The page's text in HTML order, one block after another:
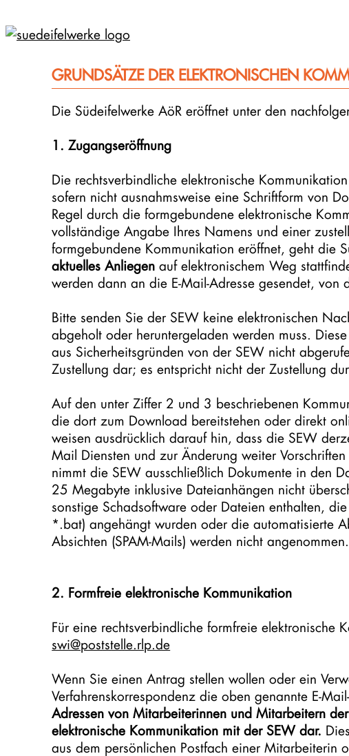
Inhalt
GRUNDSÄTZE DER ELEKTRONISCHEN
Die Südeifelwerke AöR eröffnet unter den
1. Zugangseröffnung
Die rechtsverbindliche elektronische
sofern nicht ausnahmsweise eine Schriftform von
Regel durch die formgebundene elektronische
vollständige Angabe Ihres Namens und einer
formgebundene Kommunikation eröffnet, geht die
aktuelles Anliegen auf elektronischem Weg
werden dann an die E-Mail-Adresse gesendet,
Bitte senden Sie der SEW keine elektronischen
abgeholt oder heruntergeladen werden muss.
aus Sicherheitsgründen von der SEW nicht
Zustellung dar; es entspricht nicht der Zustellung
Auf den unter Ziffer 2 und 3 beschriebenen
die dort zum Download bereitstehen oder direkt
weisen ausdrücklich darauf hin, dass die SEW
Mail Diensten und zur Änderung weiter
nimmt die SEW ausschließlich Dokumente in den
25 Megabyte inklusive Dateianhängen nicht
sonstige Schadsoftware oder Dateien enthalten,
*.bat) angehängt wurden oder die automatisierte
Absichten (SPAM-Mails) werden nicht
2. Formfreie elektronische Kommunikation
Für eine rechtsverbindliche formfreie elektronische
swi@poststelle.rlp.de
Wenn Sie einen Antrag stellen wollen oder ein
Verfahrenskorrespondenz die oben genannte E-
Adressen von Mitarbeiterinnen und Mitarbeitern
elektronische Kommunikation mit der SEW dar.
aus dem persönlichen Postfach einer Mitarbeiterin